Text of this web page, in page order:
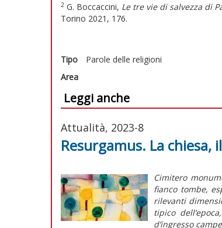
2 G. Boccaccini, Le tre vie di salvezza di
Torino 2021, 176.
Tipo Parole delle religioni
Area
Leggi anche
Attualità, 2023-8
Resurgamus. La
Cimitero
fianco tombe,
rilevanti
tipico
d’ingresso